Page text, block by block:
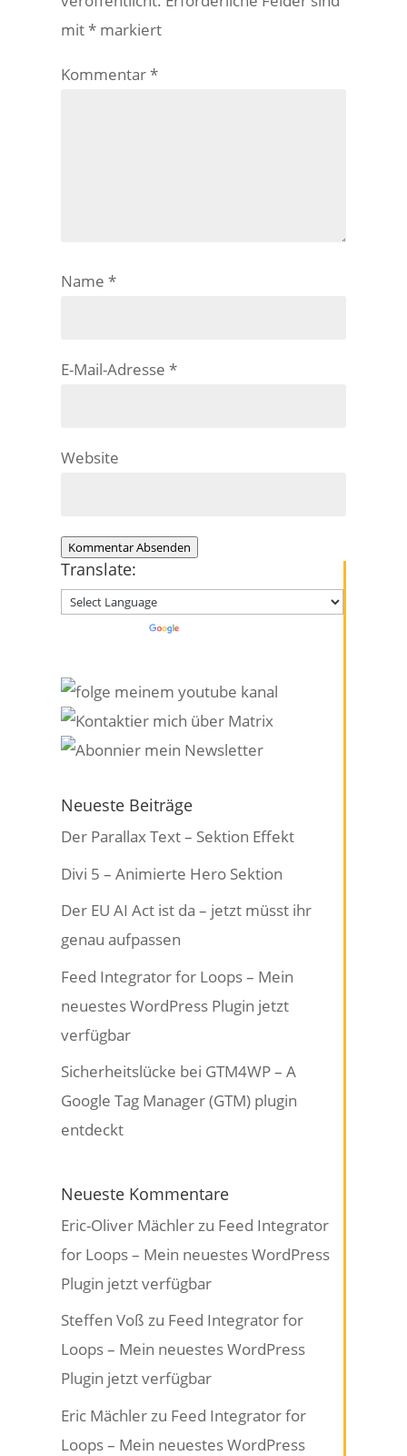
mit* markiert
Kommentar*
Name*
E-Mail-Adresse*
Website
Kommentar Absenden
Translate:
Powered by
Neueste Beiträge
Der Parallax Text – Sektion Effekt
Divi 5 – Animierte Hero Sektion
Der EU AI Act ist da – jetzt müsst ihr
genau aufpassen
Feed Integrator for Loops – Mein
neuestes WordPress Plugin jetzt
verfügbar
Sicherheitslücke bei GTM4WP – A
Google Tag Manager (GTM) plugin
entdeckt
Neueste Kommentare
Eric-Oliver Mächlerzu Feed Integrator
for Loops – Mein neuestes WordPress
Plugin jetzt verfügbar
Steffen Voß zu Feed Integrator for
Loops – Mein neuestes WordPress
Plugin jetzt verfügbar
Eric Mächlerzu Feed Integrator for
Loops – Mein neuestes WordPress